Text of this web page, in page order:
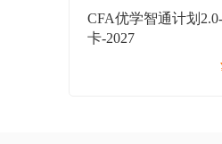
CFA优学智通计划
卡-2027